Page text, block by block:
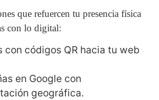
que refuercen tu presencia física
con lo digital:
con códigos QR hacia tu web
en Google con
geográfica.